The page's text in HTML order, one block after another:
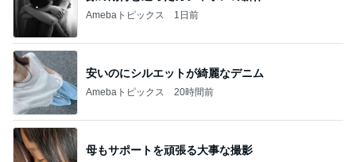
Amebaトピックス 1日前
安いのにシルエットが綺麗なデニム
Amebaトピックス 20時間前
母もサポートを頑張る大事な撮影